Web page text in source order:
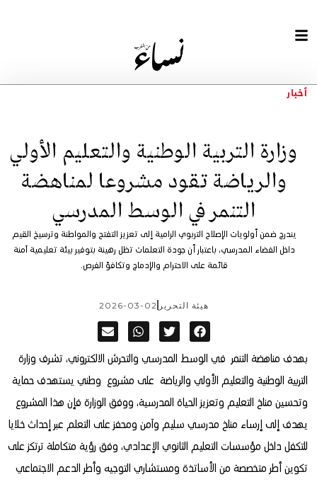
أخبار
وزارة التربية الوطنية والتعليم الأولي
والرياضة تقود مشروعا لمناهضة
التنمر في الوسط المدرسي
يندرج ضمن أولويات الإصلاح التربوي الرامية إلى تعزيز التفتح والمواطنة وترسيخ القيم
داخل الفضاء المدرسي، باعتبار أن جودة التعلمات تظل رهينة بتوفير بيئة تعليمية آمنة
قائمة على الاحترام والإدماج وتكافؤ الفرص.
هيئة التحرير 2026-03-02
بهدف مناهضة التنمر في الوسط المدرسي والتحرش الالكتروني، تشرف وزارة
التربية الوطنية والتعليم الأولي والرياضة على مشروع وطني يستهدف حماية
وتحسين مناخ التعليم وتعزيز الحياة المدرسية، ووفق الوزارة فإن هذا المشروع
يهدف إلى إرساء مناخ مدرسي سليم وآمن ومحفز على التعلم عبر إحداث خلايا
للتكفل داخل مؤسسات التعليم الثانوي الإعدادي، وفق رؤية متكاملة ترتكز على
تكوين أطر متخصصة من الأساتذة ومستشاري التوجيه وأطر الدعم الاجتماعي